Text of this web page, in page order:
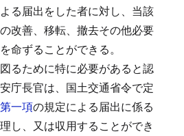
る届出をした者に対し、当該
改善、移転、撤去その他必要
命ずることができる。
るために特に必要があると認
庁長官は、国土交通省令で定
第一項の規定による届出に係る
し、又は収用することができ